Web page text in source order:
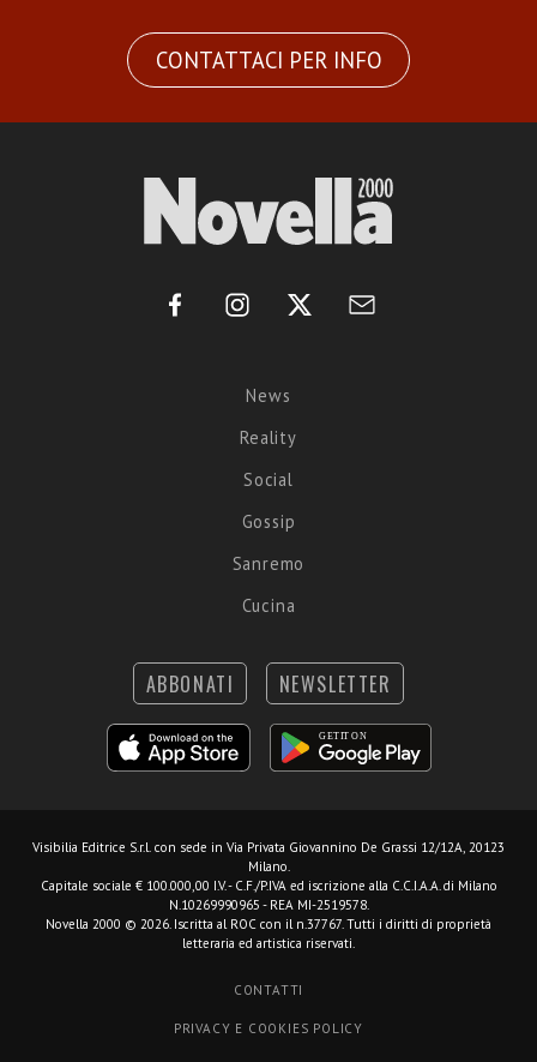
CONTATTACI PER INFO
News
Reality
Social
Gossip
Sanremo
Cucina
ABBONATI NEWSLETTER
Visibilia Editrice S.r.l. con sede in Via Privata Giovannino De Grassi 12/12A, 20123
Milano.
Capitale sociale € 100.000,00 I.V. - C.F./P.IVA ed iscrizione alla C.C.I.A.A. di Milano
N.10269990965 - REA MI-2519578.
Novella 2000 © 2026. Iscritta al ROC con il n.37767. Tutti i diritti di proprietà
letteraria ed artistica riservati.
CONTATTI
PRIVACY E COOKIES POLICY